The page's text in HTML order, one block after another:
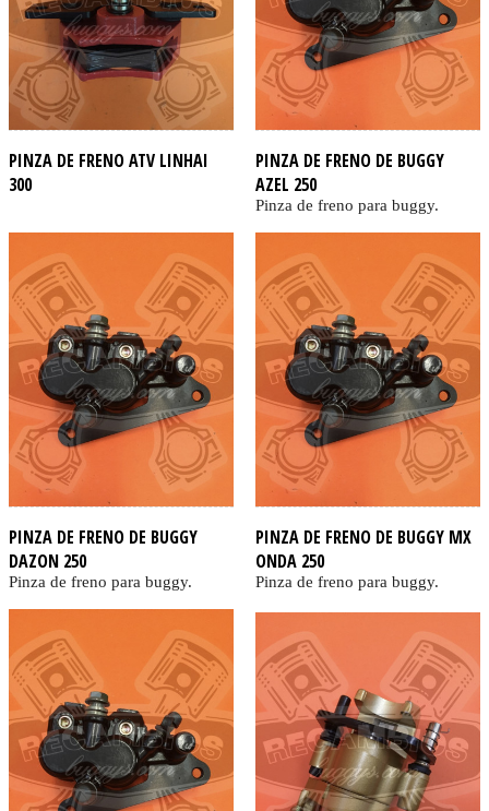
PINZA DE FRENO ATV LINHAI
300
PINZA DE FRENO DE BUGGY
AZEL 250
Pinza de freno para buggy.
PINZA DE FRENO DE BUGGY
DAZON 250
Pinza de freno para buggy.
PINZA DE FRENO DE BUGGY MX
ONDA 250
Pinza de freno para buggy.